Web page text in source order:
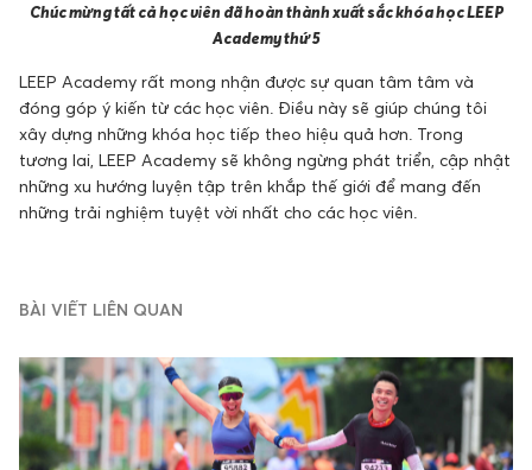
Chúc mừng tất cả học viên đã hoàn thành xuất sắc khóa học LEEP
Academy thứ 5
LEEP Academy rất mong nhận được sự quan tâm tâm và
đóng góp ý kiến từ các học viên. Điều này sẽ giúp chúng tôi
xây dựng những khóa học tiếp theo hiệu quả hơn. Trong
tương lai, LEEP Academy sẽ không ngừng phát triển, cập nhật
những xu hướng luyện tập trên khắp thế giới để mang đến
những trải nghiệm tuyệt vời nhất cho các học viên.
BÀI VIẾT LIÊN QUAN